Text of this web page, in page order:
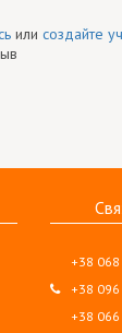
или создайте
+38
+38
+38